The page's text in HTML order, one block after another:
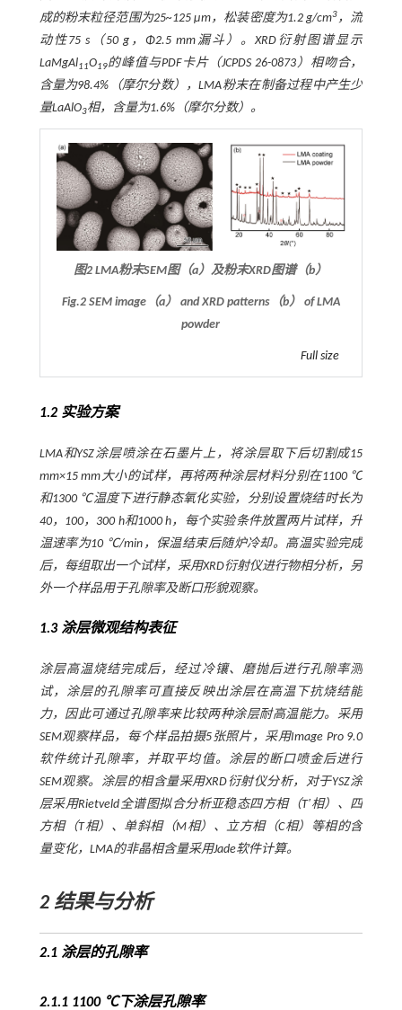
成的粉末粒径范围为25~125 μm，松装密度为1.2 g/cm3，流
动性75 s（50 g，Φ2.5 mm漏斗）。XRD衍射图谱显示
LaMgAl11O19的峰值与PDF卡片（JCPDS 26-0873）相吻合，
含量为98.4%（摩尔分数），LMA粉末在制备过程中产生少
量LaAlO3相，含量为1.6%（摩尔分数）。
图2 LMA粉末SEM图（a）及粉末XRD图谱（b）
Fig.2 SEM image（a） and XRD patterns（b） of LMA
powder
Full size
1.2 实验方案
LMA和YSZ涂层喷涂在石墨片上，将涂层取下后切割成15
mm×15 mm大小的试样，再将两种涂层材料分别在1100 ℃
和1300 ℃温度下进行静态氧化实验，分别设置烧结时长为
40，100，300 h和1000 h，每个实验条件放置两片试样，升
温速率为10 ℃/min，保温结束后随炉冷却。高温实验完成
后，每组取出一个试样，采用XRD衍射仪进行物相分析，另
外一个样品用于孔隙率及断口形貌观察。
1.3 涂层微观结构表征
涂层高温烧结完成后，经过冷镶、磨抛后进行孔隙率测
试，涂层的孔隙率可直接反映出涂层在高温下抗烧结能
力，因此可通过孔隙率来比较两种涂层耐高温能力。采用
SEM观察样品，每个样品拍摄5张照片，采用Image Pro 9.0
软件统计孔隙率，并取平均值。涂层的断口喷金后进行
SEM观察。涂层的相含量采用XRD衍射仪分析，对于YSZ涂
层采用Rietveld全谱图拟合分析亚稳态四方相（T′相）、四
方相（T相）、单斜相（M相）、立方相（C相）等相的含
量变化，LMA的非晶相含量采用Jade软件计算。
2 结果与分析
2.1 涂层的孔隙率
2.1.1 1100 ℃下涂层孔隙率